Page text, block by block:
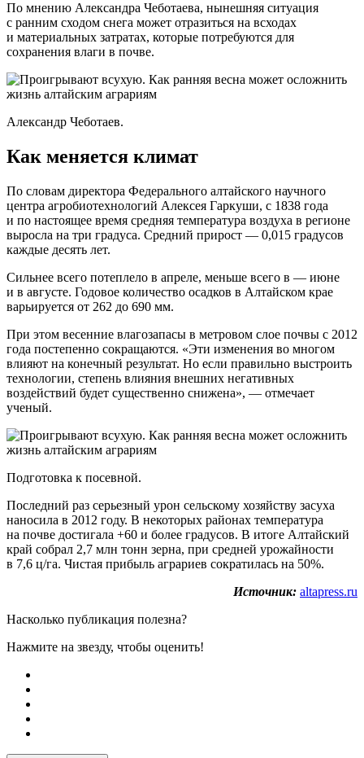
По мнению Александра Чеботаева, нынешняя ситуация
с ранним сходом снега может отразиться на всходах
и материальных затратах, которые потребуются для
сохранения влаги в почве.
Александр Чеботаев.
Как меняется климат
По словам директора Федерального алтайского научного
центра агробиотехнологий Алексея Гаркуши, с 1838 года
и по настоящее время средняя температура воздуха в регионе
выросла на три градуса. Средний прирост — 0,015 градусов
каждые десять лет.
Сильнее всего потеплело в апреле, меньше всего в — июне
и в августе. Годовое количество осадков в Алтайском крае
варьируется от 262 до 690 мм.
При этом весенние влагозапасы в метровом слое почвы с 2012
года постепенно сокращаются. «Эти изменения во многом
влияют на конечный результат. Но если правильно выстроить
технологии, степень влияния внешних негативных
воздействий будет существенно снижена», — отмечает
ученый.
Подготовка к посевной.
Последний раз серьезный урон сельскому хозяйству засуха
наносила в 2012 году. В некоторых районах температура
на почве достигала +60 и более градусов. В итоге Алтайский
край собрал 2,7 млн тонн зерна, при средней урожайности
в 7,6 ц/га. Чистая прибыль аграриев сократилась на 50%.
Источник: altapress.ru
Насколько публикация полезна?
Нажмите на звезду, чтобы оценить!